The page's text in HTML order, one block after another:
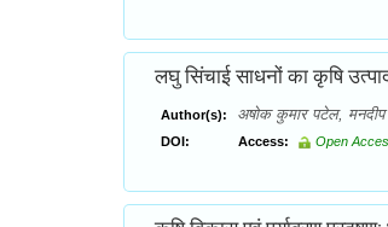
लघु सिंचाई साधनों का कृषि
Author(s): अषोक कुमार पटेल,
DOI: Access: Open